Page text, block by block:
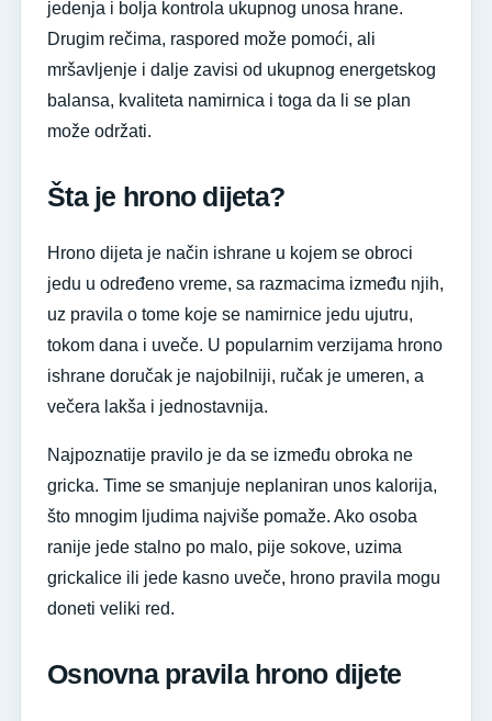
jedenja i bolja kontrola ukupnog unosa hrane.
Drugim rečima, raspored može pomoći, ali
mršavljenje i dalje zavisi od ukupnog energetskog
balansa, kvaliteta namirnica i toga da li se plan
može održati.
Šta je hrono dijeta?
Hrono dijeta je način ishrane u kojem se obroci
jedu u određeno vreme, sa razmacima između njih,
uz pravila o tome koje se namirnice jedu ujutru,
tokom dana i uveče. U popularnim verzijama hrono
ishrane doručak je najobilniji, ručak je umeren, a
večera lakša i jednostavnija.
Najpoznatije pravilo je da se između obroka ne
gricka. Time se smanjuje neplaniran unos kalorija,
što mnogim ljudima najviše pomaže. Ako osoba
ranije jede stalno po malo, pije sokove, uzima
grickalice ili jede kasno uveče, hrono pravila mogu
doneti veliki red.
Osnovna pravila hrono dijete